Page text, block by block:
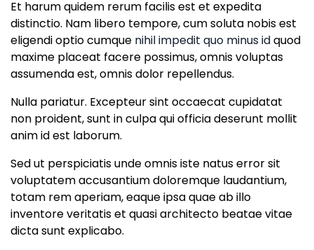
Et harum quidem rerum facilis est et expedita
distinctio. Nam libero tempore, cum soluta nobis est
eligendi optio cumque nihil impedit quo minus idquod
maxime placeat facere possimus, omnis voluptas
assumenda est, omnis dolor repellendus.
Nulla pariatur. Excepteur sint occaecat cupidatat
non proident, sunt in culpa qui officia deserunt mollit
anim id est laborum.
Sed ut perspiciatis unde omnis iste natus error sit
voluptatem accusantium doloremque laudantium,
totam rem aperiam, eaque ipsa quae ab illo
inventore veritatis et quasi architecto beatae vitae
dicta sunt explicabo.